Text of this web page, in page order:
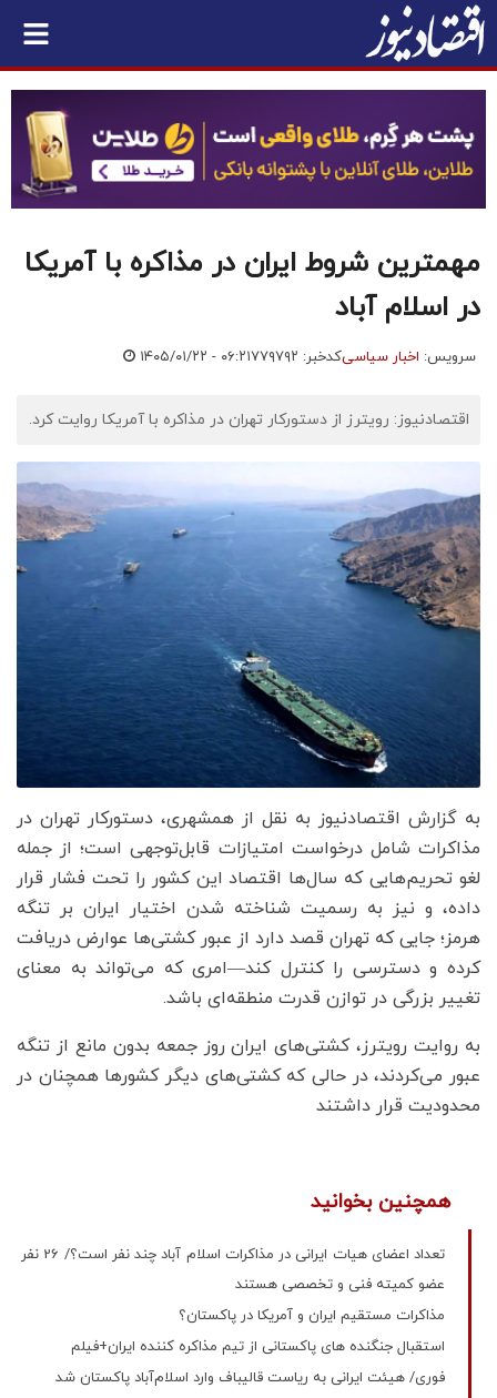
مهمترین شروط ایران در مذاکره با آمریکا
در اسلام آباد
سرویس: اخبار سیاسیکدخبر: ۷۷۹۷۹۲ ۱۴۰۵/۰۱/۲۲ - ۰۶:۲۱
اقتصادنیوز: رویترز از دستورکار تهران در مذاکره با آمریکا روایت کرد.
به گزارش اقتصادنیوز به نقل از همشهری، دستورکار تهران در
مذاکرات شامل درخواست امتیازات قابل‌توجهی است؛ از جمله
لغو تحریم‌هایی که سال‌ها اقتصاد این کشور را تحت فشار قرار
داده، و نیز به رسمیت شناخته شدن اختیار ایران بر تنگه
هرمز؛ جایی که تهران قصد دارد از عبور کشتی‌ها عوارض دریافت
کرده و دسترسی را کنترل کند—امری که می‌تواند به معنای
تغییر بزرگی در توازن قدرت منطقه‌ای باشد.
به روایت رویترز، کشتی‌های ایران روز جمعه بدون مانع از تنگه
عبور می‌کردند، در حالی که کشتی‌های دیگر کشورها همچنان در
محدودیت قرار داشتند
همچنین بخوانید
تعداد اعضای هیات ایرانی در مذاکرات اسلام آباد چند نفر است؟/ 26 نفر
عضو کمیته فنی و تخصصی هستند
مذاکرات مستقیم ایران و آمریکا در پاکستان؟
استقبال جنگنده های پاکستانی از تیم مذاکره کننده ایران+فیلم
فوری/ هیئت ایرانی به ریاست قالیباف وارد اسلام‌آباد پاکستان شد